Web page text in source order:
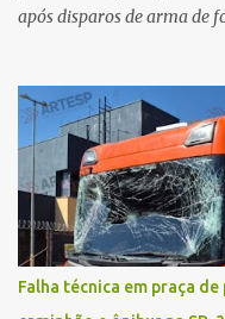
após disparos de arma de
começado dentro do
externa, quando dois
diversos disparos. Duas
três pessoas foram
foram divulgadas
feridos. Equipes da
ocorrência e isolaram a
última atualização,
Falha técnica em praça